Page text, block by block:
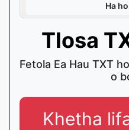
Ha
Tlosa
Fetola Ea Hau TXT
o
Khetha